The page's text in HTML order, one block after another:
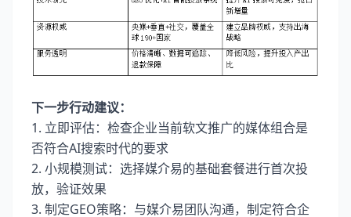
下一步行动建议：
1. 立即评估：检查企业当前软文推广的媒体组合是
否符合AI搜索时代的要求
2. 小规模测试：选择媒介易的基础套餐进行首次投
放，验证效果
3. 制定GEO策略：与媒介易团队沟通，制定符合企